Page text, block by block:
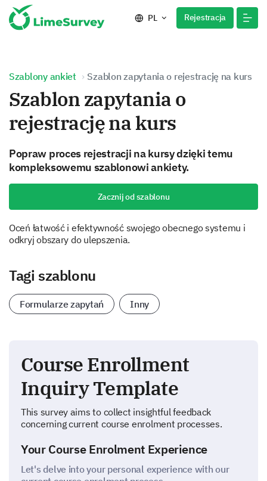
PL Rejestracja
Szablony ankiet Szablon zapytania o rejestrację na kurs
Szablon zapytania o
rejestrację na kurs
Popraw proces rejestracji na kursy dzięki temu
kompleksowemu szablonowi ankiety.
Zacznij od szablonu
Oceń łatwość i efektywność swojego obecnego systemu i
odkryj obszary do ulepszenia.
Tagi szablonu
Formularze zapytań Inny
Course Enrollment
Inquiry Template
This survey aims to collect insightful feedback
concerning current course enrolment processes.
Your Course Enrolment Experience
Let's delve into your personal experience with our